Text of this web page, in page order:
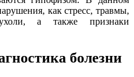
как стресс, травмы,
а также признаки
болезни